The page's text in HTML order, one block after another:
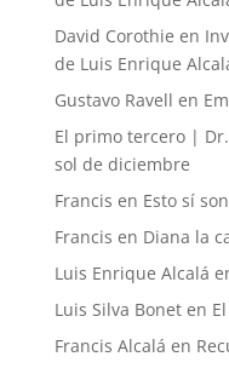
David Corothie en
de Luis Enrique
Gustavo Ravell en
El primo tercero | Dr.
sol de diciembre
Francis en Esto sí
Francis en Diana la
Luis Enrique Alcalá
Luis Silva Boneten
Francis Alcalá en